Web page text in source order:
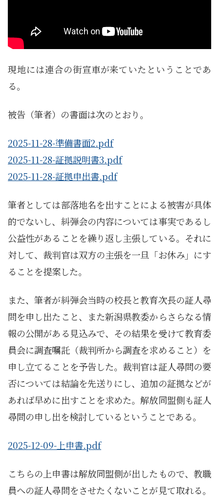
現地には連合の街宣車が来ていたということであ
る。
被告（筆者）の書面は次のとおり。
2025-11-28-準備書面2.pdf
2025-11-28-証拠説明書3.pdf
2025-11-28-証拠申出書.pdf
筆者としては部落地名を出すことによる被害が具体
的でないし、糾弾会の内容については事実であるし
公益性があることを繰り返し主張している。それに
対して、裁判官は双方の主張を一旦「お休み」にす
ることを提案した。
また、筆者が糾弾会当時の校長と教育次長の証人尋
問を申し出たこと、また新潟県教委からさらなる情
報の公開がある見込みで、その結果を受けて教育委
員会に調査嘱託（裁判所から調査を求めること）を
申し立てることを予告した。裁判官は証人尋問の要
否については結論を先送りにし、追加の証拠などが
あれば早めに出すことを求めた。解放同盟側も証人
尋問の申し出を検討しているということである。
2025-12-09-上申書.pdf
こちらの上申書は解放同盟側が出したもので、教職
員への証人尋問をさせたくないことが見て取れる。